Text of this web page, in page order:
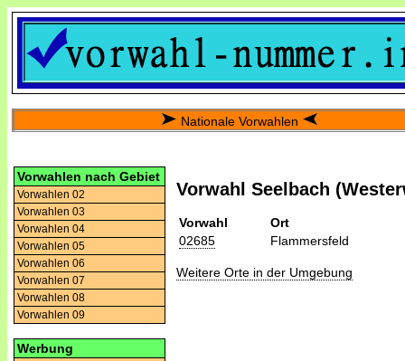
Nationale Vorwahlen
Vorwahlen nach Gebiet
Vorwahlen 02
Vorwahlen 03
Vorwahlen 04
Vorwahlen 05
Vorwahlen 06
Vorwahlen 07
Vorwahlen 08
Vorwahlen 09
Werbung
Vorwahl Seelbach
Vorwahl
Ort
02685
Flammersfeld
Weitere Orte in der Umgebung